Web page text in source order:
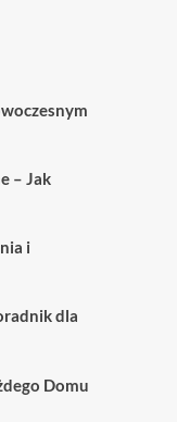
– Jak
i
dla
Domu